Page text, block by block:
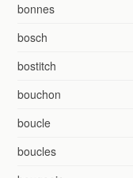
bonnes
bosch
bostitch
bouchon
boucle
boucles